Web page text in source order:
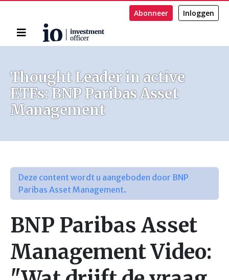
Home
Abonneer Inloggen
Thought Leader in active
ETFs: BNP Paribas Asset
Management
Deze content wordt u aangeboden door BNP
Paribas Asset Management.
BNP Paribas Asset
Management Video: